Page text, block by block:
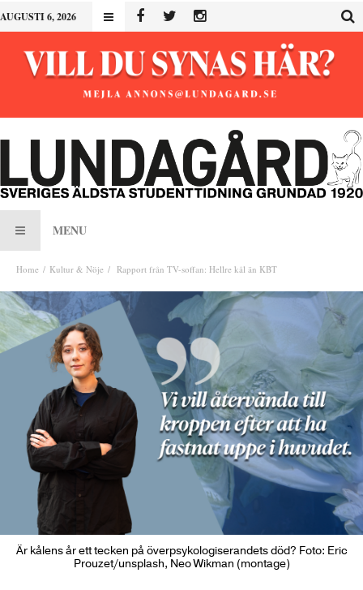
AUGUSTI 6, 2026
MENU
Home Kultur & Nöje Rapport från TV-soffan: Hellre kål än KBT
Är kålens år ett tecken på överpsykologiserandets död? Foto: Eric
Prouzet/unsplash, Neo Wikman (montage)